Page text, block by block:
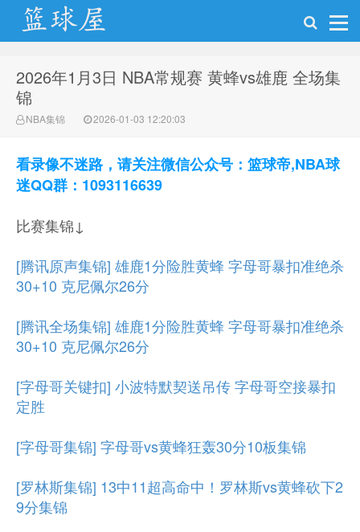
NBA录像网
2026年1月3日 NBA常规赛 黄蜂vs雄鹿 全场集
锦
NBA集锦 2026-01-03 12:20:03
看录像不迷路，请关注微信公众号：篮球帝,NBA球
迷QQ群：1093116639
比赛集锦↓
[腾讯原声集锦] 雄鹿1分险胜黄蜂 字母哥暴扣准绝杀
30+10 克尼佩尔26分
[腾讯全场集锦] 雄鹿1分险胜黄蜂 字母哥暴扣准绝杀
30+10 克尼佩尔26分
[字母哥关键扣] 小波特默契送吊传 字母哥空接暴扣
定胜
[字母哥集锦] 字母哥vs黄蜂狂轰30分10板集锦
[罗林斯集锦] 13中11超高命中！罗林斯vs黄蜂砍下2
9分集锦